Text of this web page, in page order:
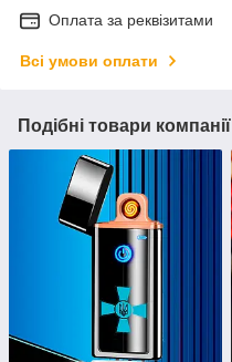
Оплата за реквізитами
Всі умови оплати
Подібні товари компанії